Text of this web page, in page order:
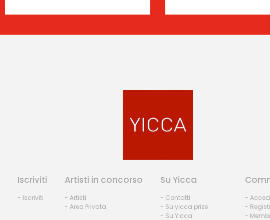
Iscriviti
- Iscriviti
Artisti in concorso
- Artisti
- Area Privata
Su Yicca
- Contatti
- Su yicca prize
- Su Yicca
-
-
-